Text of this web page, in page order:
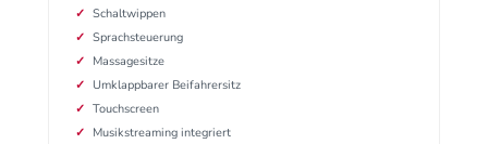
Schaltwippen
Sprachsteuerung
Massagesitze
Umklappbarer Beifahrersitz
Touchscreen
Musikstreaming integriert